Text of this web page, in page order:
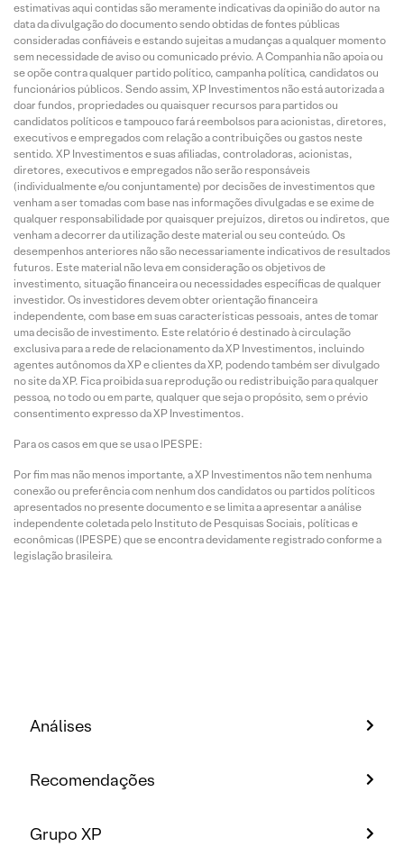
estimativas aqui contidas são meramente indicativas da opinião do autor na
data da divulgação do documento sendo obtidas de fontes públicas
consideradas confiáveis e estando sujeitas a mudanças a qualquer momento
sem necessidade de aviso ou comunicado prévio. A Companhia não apoia ou
se opõe contra qualquer partido político, campanha política, candidatos ou
funcionários públicos. Sendo assim, XP Investimentos não está autorizada a
doar fundos, propriedades ou quaisquer recursos para partidos ou
candidatos políticos e tampouco fará reembolsos para acionistas, diretores,
executivos e empregados com relação a contribuições ou gastos neste
sentido. XP Investimentos e suas afiliadas, controladoras, acionistas,
diretores, executivos e empregados não serão responsáveis
(individualmente e/ou conjuntamente) por decisões de investimentos que
venham a ser tomadas com base nas informações divulgadas e se exime de
qualquer responsabilidade por quaisquer prejuízos, diretos ou indiretos, que
venham a decorrer da utilização deste material ou seu conteúdo. Os
desempenhos anteriores não são necessariamente indicativos de resultados
futuros. Este material não leva em consideração os objetivos de
investimento, situação financeira ou necessidades específicas de qualquer
investidor. Os investidores devem obter orientação financeira
independente, com base em suas características pessoais, antes de tomar
uma decisão de investimento. Este relatório é destinado à circulação
exclusiva para a rede de relacionamento da XP Investimentos, incluindo
agentes autônomos da XP e clientes da XP, podendo também ser divulgado
no site da XP. Fica proibida sua reprodução ou redistribuição para qualquer
pessoa, no todo ou em parte, qualquer que seja o propósito, sem o prévio
consentimento expresso da XP Investimentos.
Para os casos em que se usa o IPESPE:
Por fim mas não menos importante, a XP Investimentos não tem nenhuma
conexão ou preferência com nenhum dos candidatos ou partidos políticos
apresentados no presente documento e se limita a apresentar a análise
independente coletada pelo Instituto de Pesquisas Sociais, políticas e
econômicas (IPESPE) que se encontra devidamente registrado conforme a
legislação brasileira.
Análises
Recomendações
Grupo XP